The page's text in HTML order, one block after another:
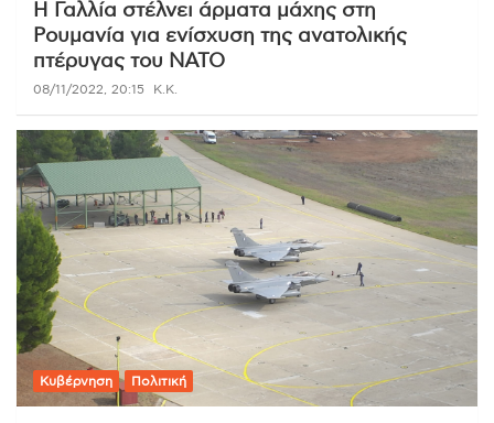
Η Γαλλία στέλνει άρματα μάχης στη
Ρουμανία για ενίσχυση της ανατολικής
πτέρυγας του ΝΑΤΟ
08/11/2022, 20:15 K.K.
Κυβέρνηση Πολιτική